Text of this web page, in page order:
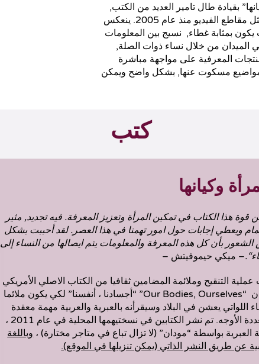
بقيادة طال تامير العديد من الكتب,
التقارير, الكتيبات والمنتجات المعرفية المختلفة مثل مقاطع الفيديو منذ عام 2005. ينعكس
بمثابة غطاء, نسيج بين المعلومات
الميدان من خلال نساء ذوات الصلة,
المعرفية على مواجهة مباشرة
مسكوت عنها, بشكل واضح ويمكن
كتب
وكيانها
قوة هذا الكتاب في تمكين المرأة وتعزيز المعرفة. فيه تجديد, مثير
ويعطي إجابات حول امور تهمنا في هذا العصر .لقد أحببت بشكل
بأن كل هذه المعرفة والمعلومات يتم ايصالها من النساء إلى
“.– ميكي حيموفيتش –
عملية التنقيح وملائمة المضامين ثقافيا من الكتاب الاصلي الأمريكي
بعنوان “Our Bodies, Ourselves” “أجسادنا ، أنفسنا” لكي يكون ملائما
اللواتي يعشن في البلاد وسيقرأنه بالعبرية والعربية مهمة معقدة
ومتعددة الأوجه. تم نشر الكتابين في نسختيهمها المحلية في عام 2011 ،
العبرية بواسطة “مودان” (لا تزال تباع في متاجر مختارة) ، وباللغة
عن طريق النشر الذاتي (يمكن تنزيلها في الموقع).